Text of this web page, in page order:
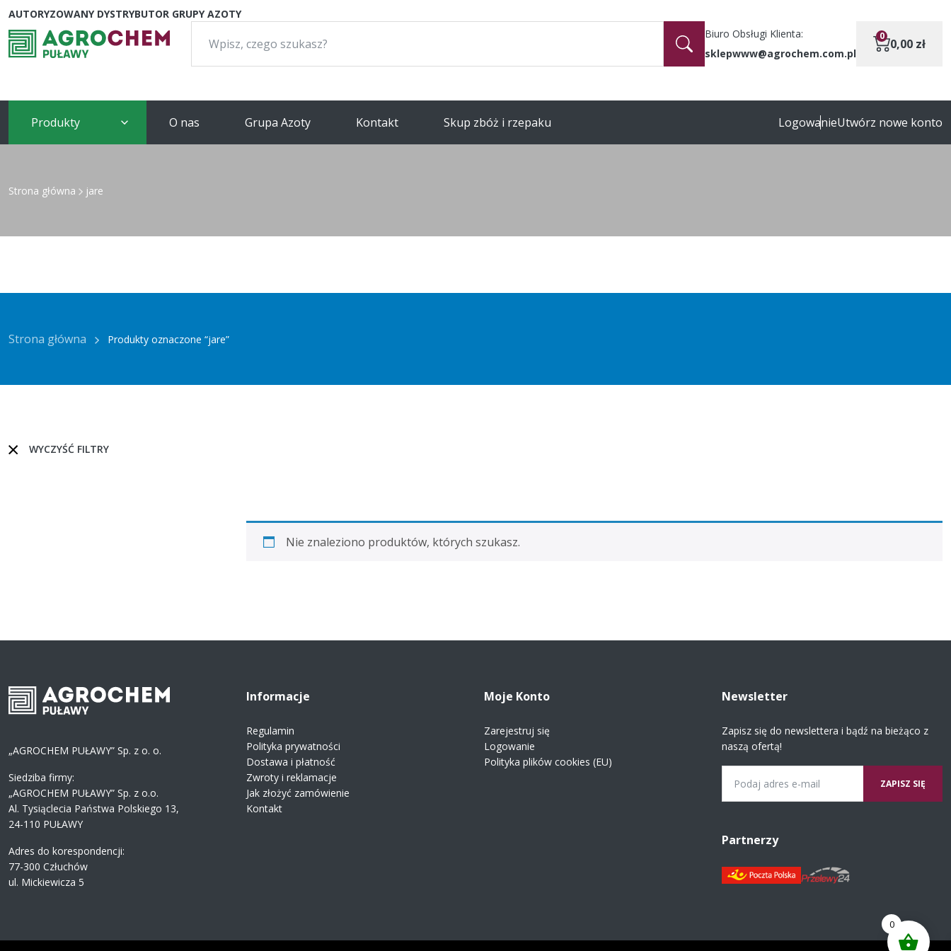
AUTORYZOWANY DYSTRYBUTOR GRUPY AZOTY
Biuro Obsługi Klienta:
sklepwww@agrochem.com.pl
0
0,00 zł
Produkty O nas Grupa Azoty Kontakt Skup zbóż i rzepaku LogowanieUtwórz nowe konto
Strona główna jare
Strona główna Produkty oznaczone “jare”
Nie znaleziono produktów, których szukasz.
WYCZYŚĆ FILTRY
„AGROCHEM PUŁAWY” Sp. z o. o.
Siedziba firmy:
„AGROCHEM PUŁAWY” Sp. z o.o.
Al. Tysiąclecia Państwa Polskiego 13,
24-110 PUŁAWY
Adres do korespondencji:
77-300 Człuchów
ul. Mickiewicza 5
Informacje
Regulamin
Polityka prywatności
Dostawa i płatność
Zwroty i reklamacje
Jak złożyć zamówienie
Kontakt
Moje Konto
Zarejestruj się
Logowanie
Polityka plików cookies (EU)
Newsletter
Zapisz się do newslettera i bądź na bieżąco z
naszą ofertą!
Partnerzy
0